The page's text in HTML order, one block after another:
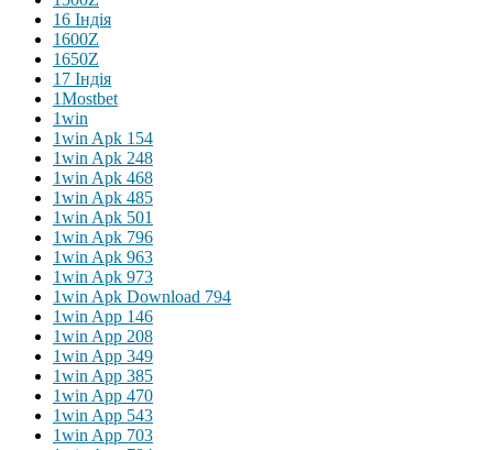
16 Індія
1600Z
1650Z
17 Індія
1Mostbet
1win
1win Apk 154
1win Apk 248
1win Apk 468
1win Apk 485
1win Apk 501
1win Apk 796
1win Apk 963
1win Apk 973
1win Apk Download 794
1win App 146
1win App 208
1win App 349
1win App 385
1win App 470
1win App 543
1win App 703